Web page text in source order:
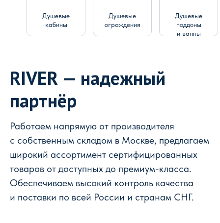
Душевые
кабины
Душевые
ограждения
Душевые
поддоны
и ванны
RIVER — надежный
партнёр
Работаем напрямую от производителя
с собственным складом в Москве, предлагаем
широкий ассортимент сертифицированных
товаров от доступных до премиум-класса.
Обеспечиваем высокий контроль качества
и поставки по всей России и странам СНГ.